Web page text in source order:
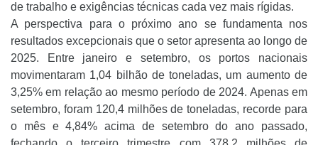
de trabalho e exigências técnicas cada vez mais rígidas.
A perspectiva para o próximo ano se fundamenta nos
resultados excepcionais que o setor apresenta ao longo de
2025. Entre janeiro e setembro, os portos nacionais
movimentaram 1,04 bilhão de toneladas, um aumento de
3,25% em relação ao mesmo período de 2024. Apenas em
setembro, foram 120,4 milhões de toneladas, recorde para
o mês e 4,84% acima de setembro do ano passado,